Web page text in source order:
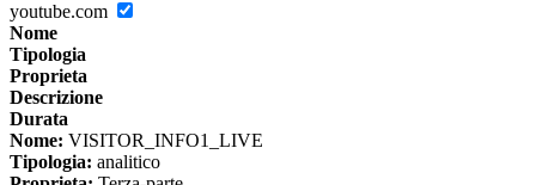
youtube.com
Nome
Tipologia
Proprieta
Descrizione
Durata
Nome: VISITOR_INFO1_LIVE
Tipologia: analitico